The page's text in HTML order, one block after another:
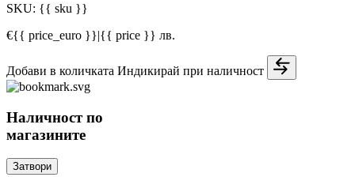
SKU: {{ sku }}
€{{ price_euro }}|{{ price }} лв.
Добави в количката Индикирай при наличност
Наличност по
магазините
Затвори